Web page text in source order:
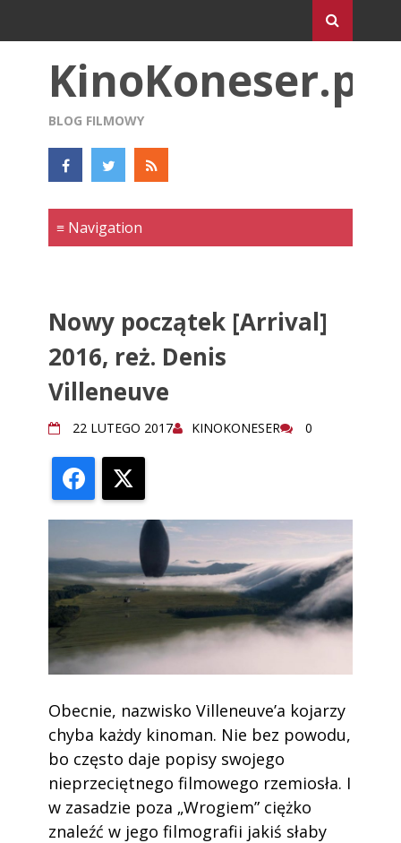
KinoKoneser.pl
BLOG FILMOWY
Nowy początek [Arrival]
2016, reż. Denis
Villeneuve
22 LUTEGO 2017 KINOKONESER 0
Facebook
Obecnie, nazwisko Villeneuve’a kojarzy
chyba każdy kinoman. Nie bez powodu,
bo często daje popisy swojego
nieprzeciętnego filmowego rzemiosła. I
w zasadzie poza „Wrogiem” ciężko
znaleźć w jego filmografii jakiś słaby